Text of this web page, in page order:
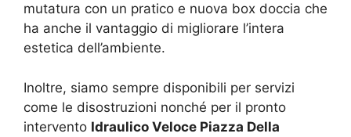
mutatura con un pratico e nuova box doccia che
ha anche il vantaggio di migliorare l’intera
estetica dell’ambiente.
Inoltre, siamo sempre disponibili per servizi
come le disostruzioni nonché per il pronto
intervento Idraulico Veloce Piazza Della